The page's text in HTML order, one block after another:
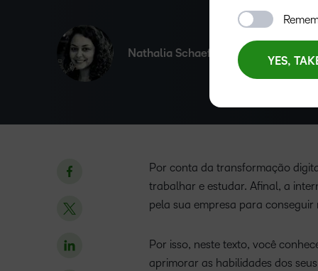
Nathalia Schaefer Do Nascimento
Por conta da transformação
trabalhar e estudar. Afinal, a
pela sua empresa para conseguir
Por isso, neste texto, você
aprimorar as habilidades dos
YES,